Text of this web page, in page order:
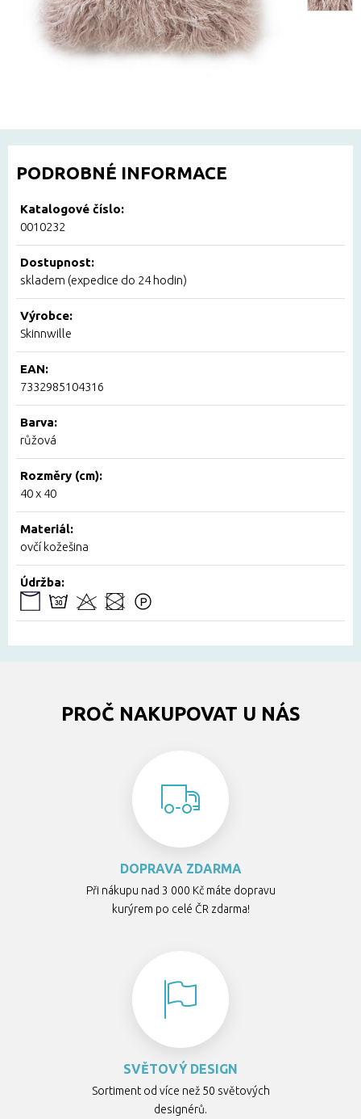
PODROBNÉ INFORMACE
Katalogové číslo:
0010232
Dostupnost:
skladem (expedice do 24 hodin)
Výrobce:
Skinnwille
EAN:
7332985104316
Barva:
růžová
Rozměry (cm):
40 x 40
Materiál:
ovčí kožešina
Údržba:
PROČ NAKUPOVAT U NÁS
DOPRAVA ZDARMA
Při nákupu nad 3 000 Kč máte dopravu
kurýrem po celé ČR zdarma!
SVĚTOVÝ DESIGN
Sortiment od více než 50 světových
designérů.